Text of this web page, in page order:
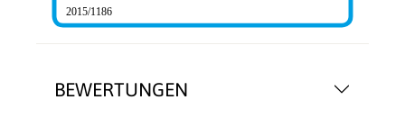
BEWERTUNGEN
2015/1186